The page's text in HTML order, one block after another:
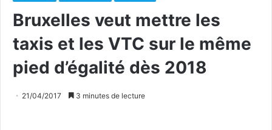
Bruxelles veut mettre les
taxis et les VTC sur le même
pied d’égalité dès 2018
21/04/2017 3 minutes de lecture